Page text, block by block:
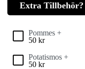
Extra Tillbehör?
Pommes +
50 kr
Potatismos +
50 kr